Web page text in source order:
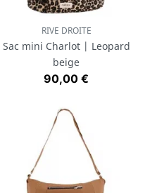
RIVE DROITE
Sac mini Charlot | Leopard
beige
Prix
90,00 €